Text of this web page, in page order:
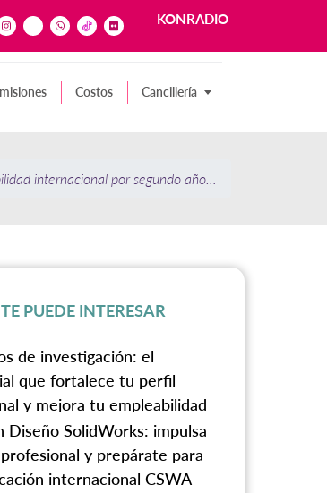
KONRADIO
Costos Cancillería
internacional por segundo año consecutivo
PUEDE INTERESAR
de investigación: el
que fortalece tu perfil
y mejora tu empleabilidad
Diseño SolidWorks: impulsa
y prepárate para
internacional CSWA